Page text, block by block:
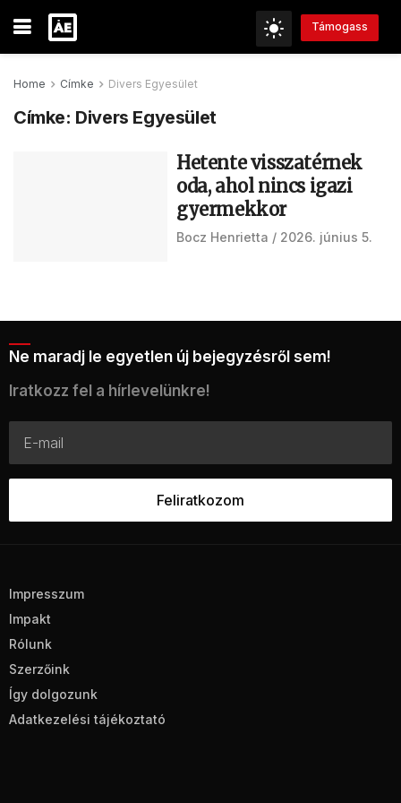
Támogass
Home Címke Divers Egyesület
Címke: Divers Egyesület
Hetente visszatérnek
oda, ahol nincs igazi
gyermekkor
Bocz Henrietta 2026. június 5.
Ne maradj le egyetlen új bejegyzésről sem!
Iratkozz fel a hírlevelünkre!
Impresszum
Impakt
Rólunk
Szerzőink
Így dolgozunk
Adatkezelési tájékoztató